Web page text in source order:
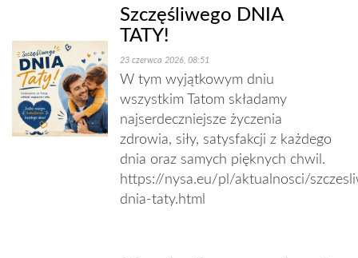
Szczęśliwego DNIA
TATY!
23 czerwca 2026, 08:51
W tym wyjątkowym dniu
wszystkim Tatom składamy
najserdeczniejsze życzenia
zdrowia, siły, satysfakcji z każdego
dnia oraz samych pięknych chwil.
https://nysa.eu/pl/aktualnosci/
dnia-taty.html